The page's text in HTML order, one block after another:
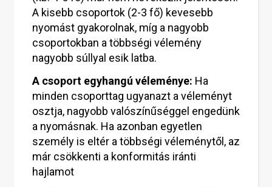
A kisebb csoportok (2-3 fő) kevesebb
nyomást gyakorolnak, míg a nagyobb
csoportokban a többségi vélemény
nagyobb súllyal esik latba.
A csoport egyhangú véleménye: Ha
minden csoporttag ugyanazt a véleményt
osztja, nagyobb valószínűséggel engedünk
a nyomásnak. Ha azonban egyetlen
személy is eltér a többségi véleménytől, az
már csökkenti a konformitás iránti
hajlamot